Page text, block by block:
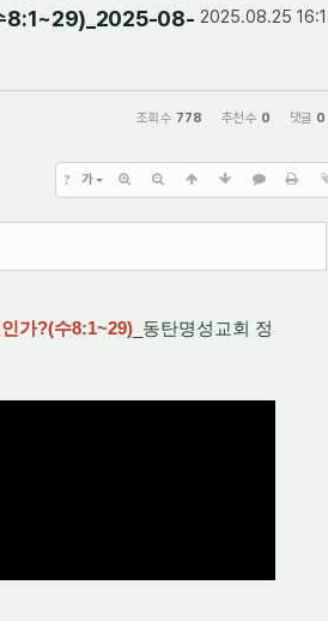
2025.08.25
수8:1~29)_2025-08-
조회 수 778 추천 수 0 댓글 0
? 가
가?(수8:1~29) _동탄명성교회 정